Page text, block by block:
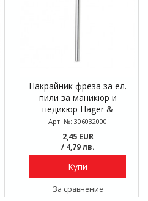
Накрайник фреза за ел.
пили за маникюр и
педикюр Hager &
Meisinger 39/009 RS, Ø 0.9
мм
Арт. №: 306032000
2,45 EUR
/ 4,79 лв.
Купи
За сравнение